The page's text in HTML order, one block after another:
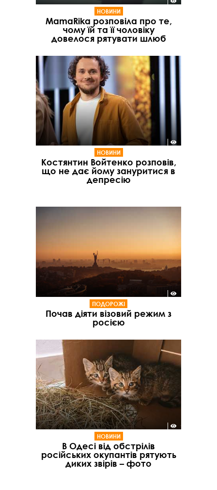
НОВИНИ
MamaRika розповіла про те,
чому їй та її чоловіку
довелося рятувати шлюб
НОВИНИ
Костянтин Войтенко розповів,
що не дає йому зануритися в
депресію
ПОДОРОЖІ
Почав діяти візовий режим з
росією
НОВИНИ
В Одесі від обстрілів
російських окупантів рятують
диких звірів – фото